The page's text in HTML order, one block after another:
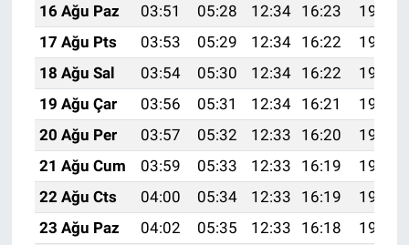
16 Ağu Paz
03:51 05:28 12:34 16:23
19:30
17 Ağu Pts
03:53 05:29 12:34 16:22
19:29
18 Ağu Sal
03:54 05:30 12:34 16:22
19:27
19 Ağu Çar
03:56 05:31 12:34 16:21
19:26
20 Ağu Per
03:57 05:32 12:33 16:20
19:24
21 Ağu Cum
03:59 05:33 12:33 16:19
19:23
22 Ağu Cts
04:00 05:34 12:33 16:19
19:21
23 Ağu Paz
04:02 05:35 12:33 16:18
19:20